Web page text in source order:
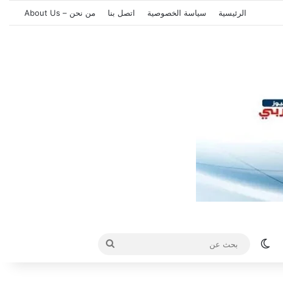
الرئيسية سياسة الخصوصية اتصل بنا من نحن – About Us
الوضع المظلم
بحث